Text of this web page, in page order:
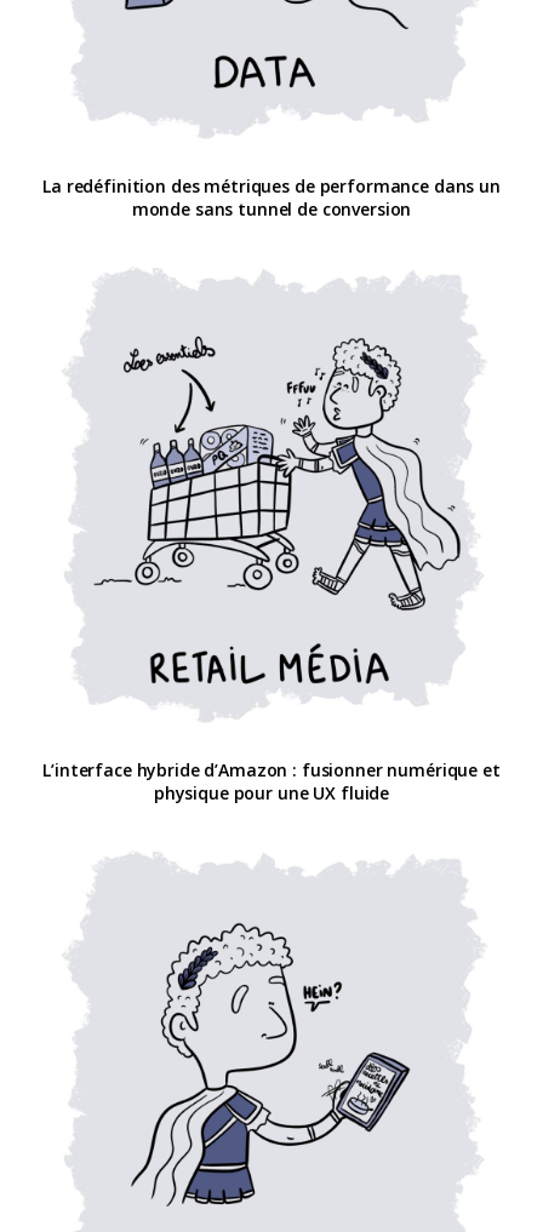
La redéfinition des métriques de performance dans un
monde sans tunnel de conversion
L’interface hybride d’Amazon : fusionner numérique et
physique pour une UX fluide